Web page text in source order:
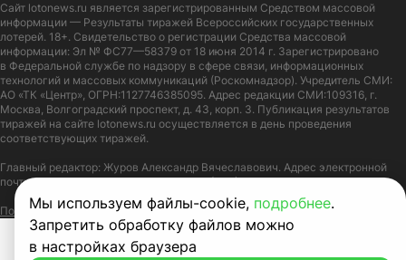
Мы используем файлы-cookie, подробнее.
Запретить обработку файлов можно
в настройках браузера
Сайт lotonews.ru является зарегистрированным Средством массовой
информации — Результаты тиражей Всероссийских государственных
лотерей. 18+. Свидетельство о регистрации Средства массовой
информации: Эл № ФС77—58379 от 18 июня 2014 г. Зарегистрировано
в Федеральной службе по надзору в сфере связи, информационных
технологий и массовых коммуникаций (Роскомнадзор). Учредитель СМИ:
АО «ТК «Центр», ОГРН:1127746385095. Адрес редакции СМИ:109316, г.
Москва, Волгоградский проспект, д. 43, корп. 3. Публикация результатов
тиражей на сайте lotonews.ru осуществляется в день проведения
соответствующих тиражей.
Главный редактор: Журов Александр Вячеславович. Адрес электронной
почты:lotonews@stoloto.ru.Телефон:+7(900)5550055
Политика в отношении обработки персональных данныхПравила Cookie